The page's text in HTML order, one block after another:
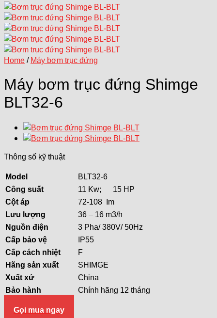
Home/ Máy bơm trục đứng
Máy bơm trục đứng Shimge
BLT32-6
Thông số kỹ thuật
Model
BLT32-6
Công suất
11 Kw; 15 HP
Cộtáp
72-108 Im
Lưu lượng
36 – 16 m3/h
Nguồn điện
3 Pha/ 380V/ 50Hz
Cấp bảovệ
IP55
Cấp cách nhiệt
F
Hãng sản xuất
SHIMGE
Xuấtxứ
China
Bảo hành Chính hãng 12 tháng
Gọi mua ngay